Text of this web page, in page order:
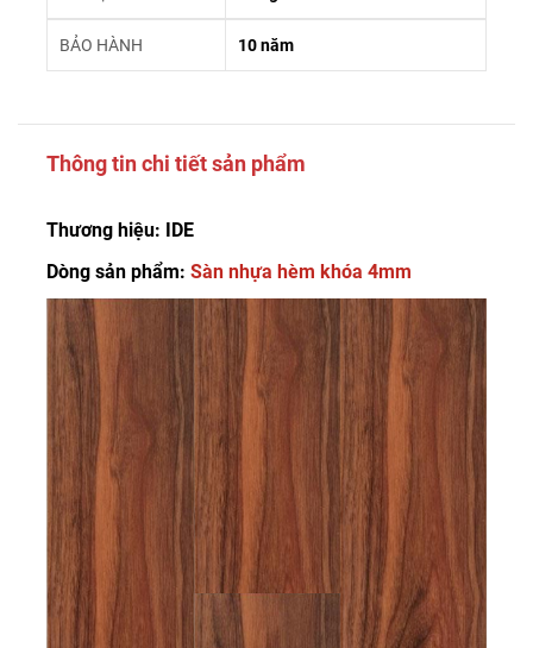
BẢO HÀNH 10 năm
Thông tin chi tiết sản phẩm
Thương hiệu: IDE
Dòng sản phẩm: Sàn nhựa hèm khóa 4mm